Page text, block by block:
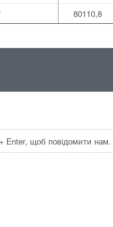
80110,8
+ Enter, щоб повідомити нам.